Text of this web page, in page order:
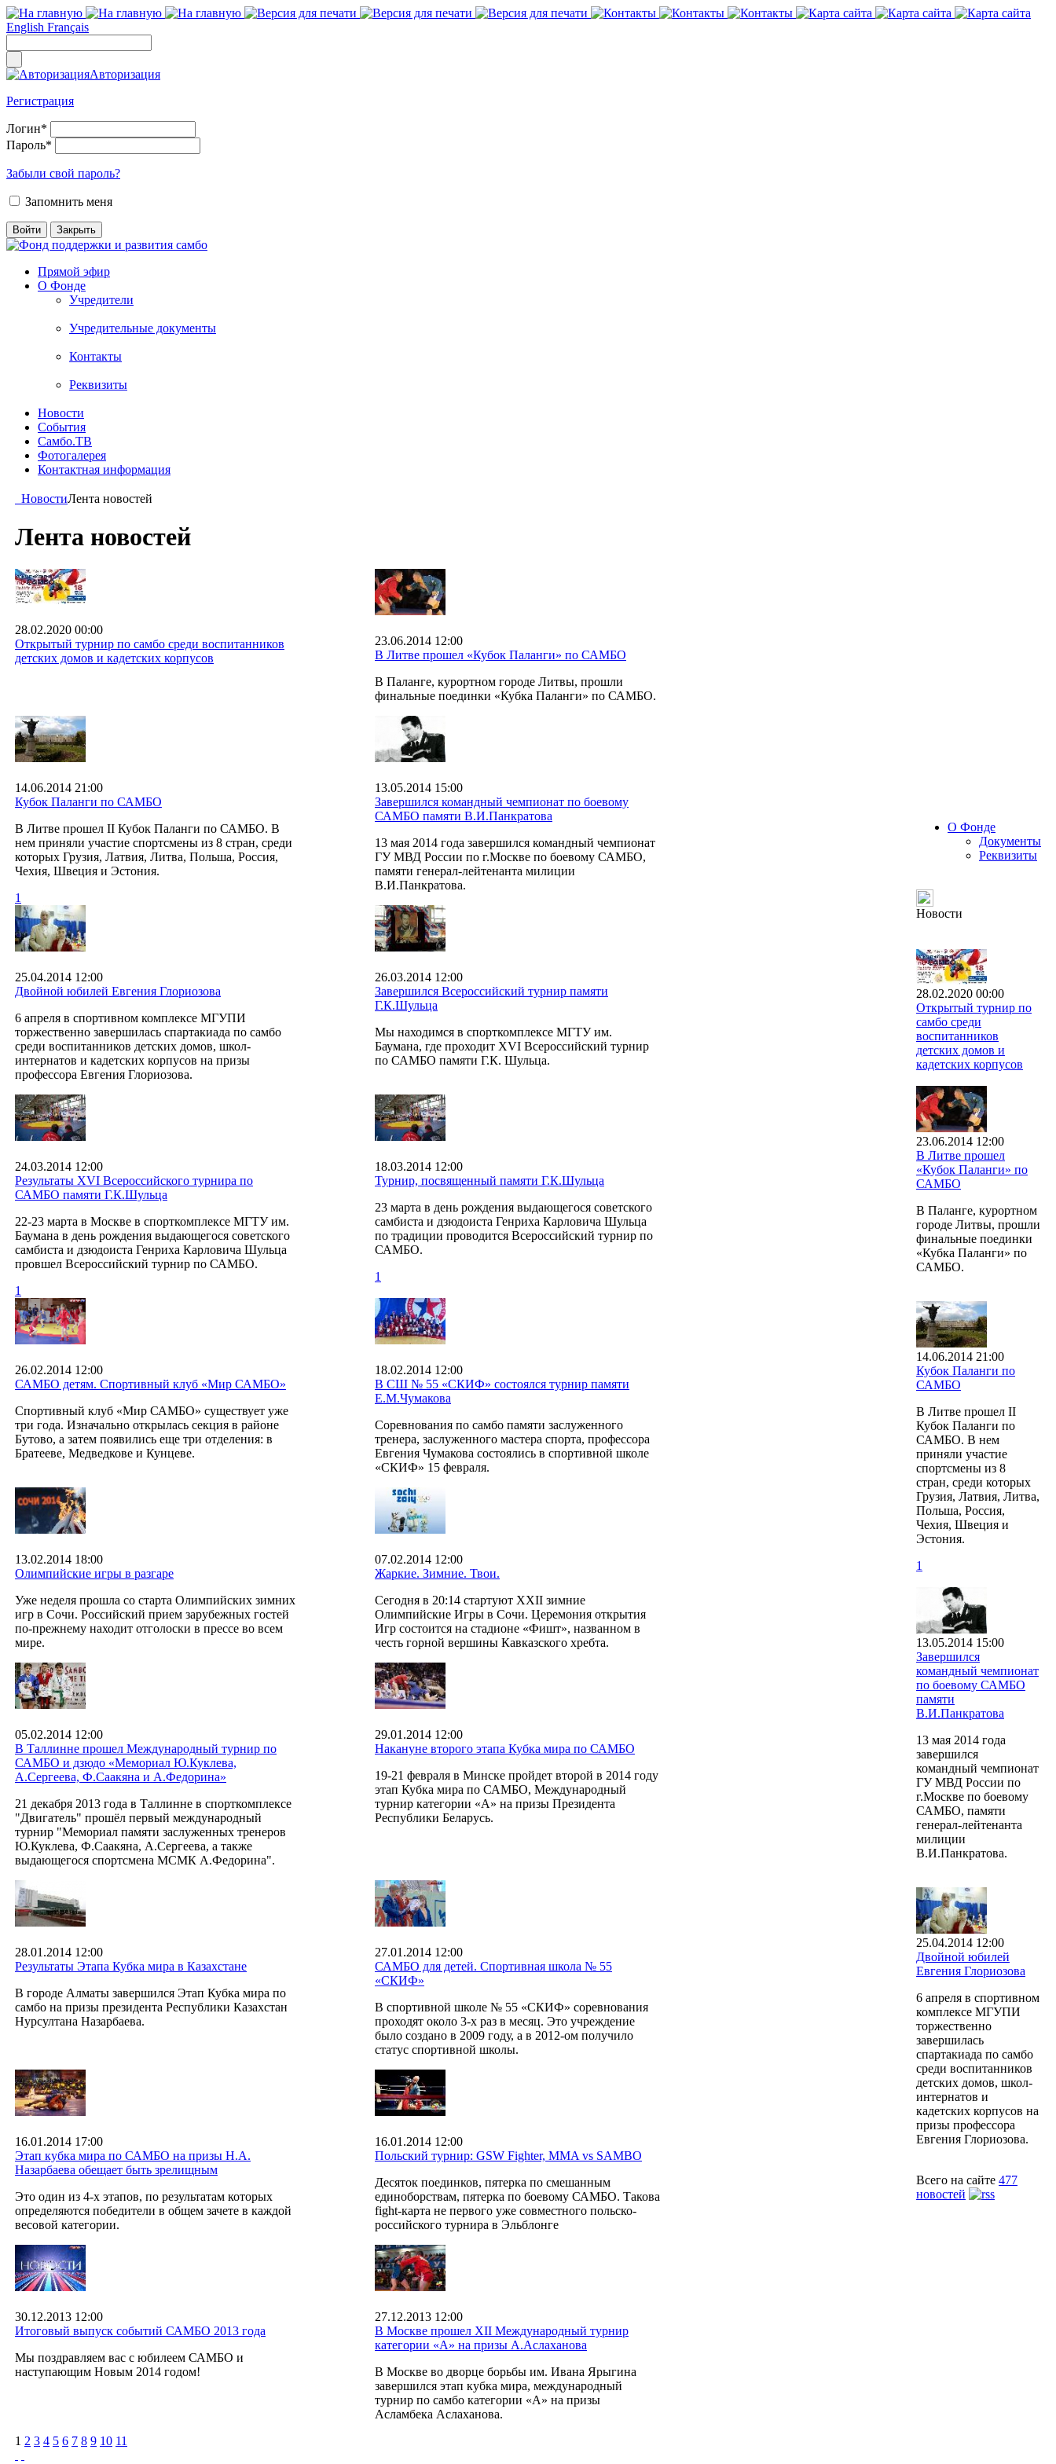
English Français
Авторизация
Регистрация
Логин*
Пароль*
Забыли свой пароль?
Запомнить меня
Прямой эфир
О Фонде
Учредители
Учредительные документы
Контакты
Реквизиты
Новости
События
Самбо.ТВ
Фотогалерея
Контактная информация
НовостиЛента новостей
Лента новостей
28.02.2020 00:00
Открытый турнир по самбо среди воспитанников
детских домов и кадетских корпусов
23.06.2014 12:00
В Литве прошел «Кубок Паланги» по САМБО
В Паланге, курортном городе Литвы, прошли
финальные поединки «Кубка Паланги» по САМБО.
14.06.2014 21:00
Кубок Паланги по САМБО
В Литве прошел II Кубок Паланги по САМБО. В
нем приняли участие спортсмены из 8 стран, среди
которых Грузия, Латвия, Литва, Польша, Россия,
Чехия, Швеция и Эстония.
1
13.05.2014 15:00
Завершился командный чемпионат по боевому
САМБО памяти В.И.Панкратова
13 мая 2014 года завершился командный чемпионат
ГУ МВД России по г.Москве по боевому САМБО,
памяти генерал-лейтенанта милиции
В.И.Панкратова.
25.04.2014 12:00
Двойной юбилей Евгения Глориозова
6 апреля в спортивном комплексе МГУПИ
торжественно завершилась спартакиада по самбо
среди воспитанников детских домов, школ-
интернатов и кадетских корпусов на призы
профессора Евгения Глориозова.
26.03.2014 12:00
Завершился Всероссийский турнир памяти
Г.К.Шульца
Мы находимся в спорткомплексе МГТУ им.
Баумана, где проходит XVI Всероссийский турнир
по САМБО памяти Г.К. Шульца.
24.03.2014 12:00
Результаты ХVI Всероссийского турнира по
САМБО памяти Г.К.Шульца
22-23 марта в Москве в спорткомплексе МГТУ им.
Баумана в день рождения выдающегося советского
самбиста и дзюдоиста Генриха Карловича Шульца
провшел Всероссийский турнир по САМБО.
1
18.03.2014 12:00
Турнир, посвященный памяти Г.К.Шульца
23 марта в день рождения выдающегося советского
самбиста и дзюдоиста Генриха Карловича Шульца
по традиции проводится Всероссийский турнир по
САМБО.
1
26.02.2014 12:00
САМБО детям. Спортивный клуб «Мир САМБО»
Спортивный клуб «Мир САМБО» существует уже
три года. Изначально открылась секция в районе
Бутово, а затем появились еще три отделения: в
Братееве, Медведкове и Кунцеве.
18.02.2014 12:00
В СШ № 55 «СКИФ» состоялся турнир памяти
Е.М.Чумакова
Соревнования по самбо памяти заслуженного
тренера, заслуженного мастера спорта, профессора
Евгения Чумакова состоялись в спортивной школе
«СКИФ» 15 февраля.
13.02.2014 18:00
Олимпийские игры в разгаре
Уже неделя прошла со старта Олимпийских зимних
игр в Сочи. Российский прием зарубежных гостей
по-прежнему находит отголоски в прессе во всем
мире.
07.02.2014 12:00
Жаркие. Зимние. Твои.
Сегодня в 20:14 стартуют XXII зимние
Олимпийские Игры в Сочи. Церемония открытия
Игр состоится на стадионе «Фишт», названном в
честь горной вершины Кавказского хребта.
05.02.2014 12:00
В Таллинне прошел Международный турнир по
САМБО и дзюдо «Мемориал Ю.Куклева,
А.Сергеева, Ф.Саакяна и А.Федорина»
21 декабря 2013 года в Таллинне в спорткомплексе
"Двигатель" прошёл первый международный
турнир "Мемориал памяти заслуженных тренеров
Ю.Куклева, Ф.Саакяна, А.Сергеева, а также
выдающегося спортсмена МСМК А.Федорина".
29.01.2014 12:00
Накануне второго этапа Кубка мира по САМБО
19-21 февраля в Минске пройдет второй в 2014 году
этап Кубка мира по САМБО, Международный
турнир категории «А» на призы Президента
Республики Беларусь.
28.01.2014 12:00
Результаты Этапа Кубка мира в Казахстане
В городе Алматы завершился Этап Кубка мира по
самбо на призы президента Республики Казахстан
Нурсултана Назарбаева.
27.01.2014 12:00
САМБО для детей. Спортивная школа № 55
«СКИФ»
В спортивной школе № 55 «СКИФ» соревнования
проходят около 3-х раз в месяц. Это учреждение
было создано в 2009 году, а в 2012-ом получило
статус спортивной школы.
16.01.2014 17:00
Этап кубка мира по САМБО на призы Н.А.
Назарбаева обещает быть зрелищным
Это один из 4-х этапов, по результатам которых
определяются победители в общем зачете в каждой
весовой категории.
16.01.2014 12:00
Польский турнир: GSW Fighter, MMA vs SAMBO
Десяток поединков, пятерка по смешанным
единоборствам, пятерка по боевому САМБО. Такова
fight-карта не первого уже совместного польско-
российского турнира в Эльблонге
30.12.2013 12:00
Итоговый выпуск событий САМБО 2013 года
Мы поздравляем вас с юбилеем САМБО и
наступающим Новым 2014 годом!
27.12.2013 12:00
В Москве прошел XII Международный турнир
категории «А» на призы А.Аслаханова
В Москве во дворце борьбы им. Ивана Ярыгина
завершился этап кубка мира, международный
турнир по самбо категории «А» на призы
Асламбека Аслаханова.
1 2 3 4 5 6 7 8 9 10 11
О Фонде
Документы
Реквизиты
Новости
28.02.2020 00:00
Открытый турнир по
самбо среди
воспитанников
детских домов и
кадетских корпусов
23.06.2014 12:00
В Литве прошел
«Кубок Паланги» по
САМБО
В Паланге, курортном
городе Литвы, прошли
финальные поединки
«Кубка Паланги» по
САМБО.
14.06.2014 21:00
Кубок Паланги по
САМБО
В Литве прошел II
Кубок Паланги по
САМБО. В нем
приняли участие
спортсмены из 8
стран, среди которых
Грузия, Латвия, Литва,
Польша, Россия,
Чехия, Швеция и
Эстония.
1
13.05.2014 15:00
Завершился
командный чемпионат
по боевому САМБО
памяти
В.И.Панкратова
13 мая 2014 года
завершился
командный чемпионат
ГУ МВД России по
г.Москве по боевому
САМБО, памяти
генерал-лейтенанта
милиции
В.И.Панкратова.
25.04.2014 12:00
Двойной юбилей
Евгения Глориозова
6 апреля в спортивном
комплексе МГУПИ
торжественно
завершилась
спартакиада по самбо
среди воспитанников
детских домов, школ-
интернатов и
кадетских корпусов на
призы профессора
Евгения Глориозова.
Всего на сайте 477
новостей